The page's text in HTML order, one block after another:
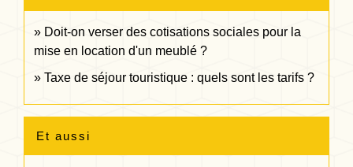
Doit-on verser des cotisations sociales pour la
mise en location d'un meublé ?
Taxe de séjour touristique : quels sont les tarifs ?
Et aussi